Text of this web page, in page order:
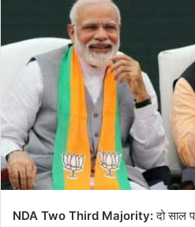
NDA Two Third Majority:दो साल